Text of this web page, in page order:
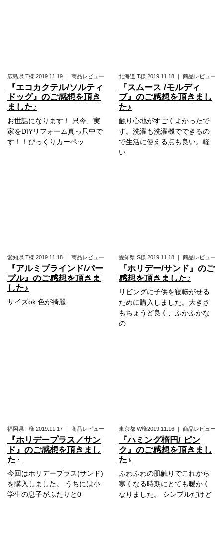
広島県 T様 2019.11.19 ｜ 商品レビュー
『エコカクテル/ソルティ
ドッグ』のご感想を頂き
ました♪
お世話になります！ 只今、実
家をDIYリフォーム真っ只中で
す！！びっくりカーペッ
北海道 T様 2019.11.18 ｜ 商品レビュー
『スムース /モルディ
ブ』のご感想を頂きまし
た♪
触り心地がすごくよかったで
す。洗濯も洗濯機でできるの
で生活に使える点も良い。軽
い
愛知県 T様 2019.11.18 ｜ 商品レビュー
『アルミブラインド/パー
プル』のご感想を頂きま
した♪
サイズok 色が綺麗
愛知県 S様 2019.11.18 ｜ 商品レビュー
『ホリデー/サンド』のご
感想を頂きました♪
リビングに子供を寝転がせる
ために購入しました。大きさ
もちょうど良く、ふかふかな
の
福岡県 F様 2019.11.17 ｜ 商品レビュー
『ホリデープラス／サン
ド』のご感想を頂きまし
た♪
今回はホリデープラス(サンド)
を購入しました。 うちには小
学生の息子がふたりと0
東京都 W様2019.11.16 ｜ 商品レビュー
『ハミング楕円/ ピン
ク』のご感想を頂きまし
た♪
ふわふわの肌触りでこれから
寒くなる時期にとても暖かく
なりました。 シンプルだけど